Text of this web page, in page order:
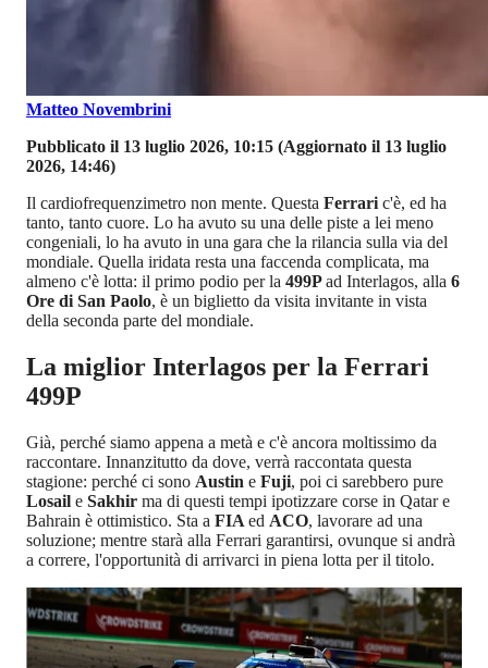
Matteo Novembrini
Pubblicato il 13 luglio 2026, 10:15 (Aggiornato il 13 luglio
2026, 14:46)
Il cardiofrequenzimetro non mente. Questa Ferrari c'è, ed ha
tanto, tanto cuore. Lo ha avuto su una delle piste a lei meno
congeniali, lo ha avuto in una gara che la rilancia sulla via del
mondiale. Quella iridata resta una faccenda complicata, ma
almeno c'è lotta: il primo podio per la 499Pad Interlagos, alla 6
Ore di San Paolo, è un biglietto da visita invitante in vista
della seconda parte del mondiale.
La miglior Interlagos per la Ferrari
499P
Già, perché siamo appena a metà e c'è ancora moltissimo da
raccontare. Innanzitutto da dove, verrà raccontata questa
stagione: perché ci sono Austin e Fuji, poi ci sarebbero pure
Losail e Sakhir ma di questi tempi ipotizzare corse in Qatar e
Bahrain è ottimistico. Sta a FIA ed ACO, lavorare ad una
soluzione; mentre starà alla Ferrari garantirsi, ovunque si andrà
a correre, l'opportunità di arrivarci in piena lotta per il titolo.